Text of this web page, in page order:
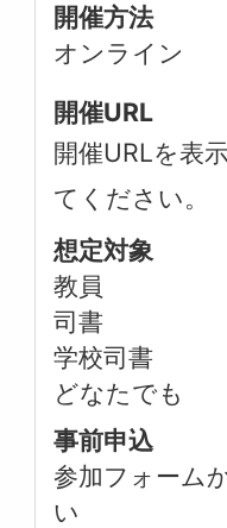
開催方法
オンライン
開催URL
開催URLを表
てください。
想定対象
教員
司書
学校司書
どなたでも
事前申込
参加フォーム
い